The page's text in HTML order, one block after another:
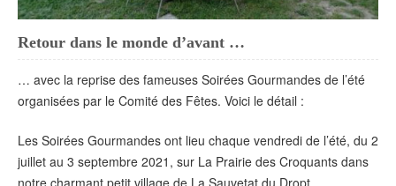
Retour dans le monde d’avant …
… avec la reprise des fameuses Soirées Gourmandes de l’été
organisées par le Comité des Fêtes. Voici le détail :
Les Soirées Gourmandes ont lieu chaque vendredi de l’été, du 2
juillet au 3 septembre 2021, sur La Prairie des Croquants dans
notre charmant petit village de La Sauvetat du Dropt.